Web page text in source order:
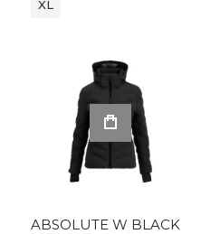
XL
ABSOLUTE W BLACK